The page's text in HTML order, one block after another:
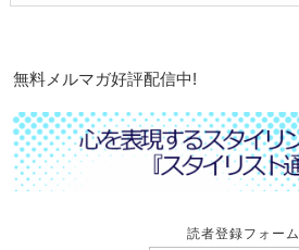
無料メルマガ好評配信中!
読者登録フォーム